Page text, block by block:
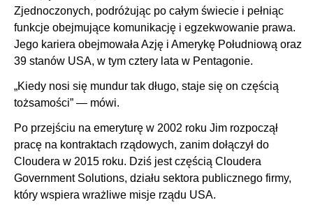
Zjednoczonych, podróżując po całym świecie i pełniąc
funkcje obejmujące komunikację i egzekwowanie prawa.
Jego kariera obejmowała Azję i Amerykę Południową oraz
39 stanów USA, w tym cztery lata w Pentagonie.
„Kiedy nosi się mundur tak długo, staje się on częścią
tożsamości” — mówi.
Po przejściu na emeryturę w 2002 roku Jim rozpoczął
pracę na kontraktach rządowych, zanim dołączył do
Cloudera w 2015 roku. Dziś jest częścią Cloudera
Government Solutions, działu sektora publicznego firmy,
który wspiera wrażliwe misje rządu USA.